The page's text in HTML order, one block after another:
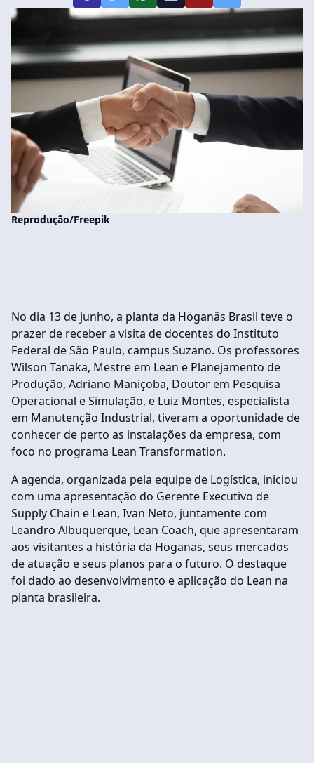
Reprodução/Freepik
No dia 13 de junho, a planta da Höganäs Brasil teve o
prazer de receber a visita de docentes do Instituto
Federal de São Paulo, campus Suzano. Os professores
Wilson Tanaka, Mestre em Lean e Planejamento de
Produção, Adriano Maniçoba, Doutor em Pesquisa
Operacional e Simulação, e Luiz Montes, especialista
em Manutenção Industrial, tiveram a oportunidade de
conhecer de perto as instalações da empresa, com
foco no programa Lean Transformation.
A agenda, organizada pela equipe de Logística, iniciou
com uma apresentação do Gerente Executivo de
Supply Chain e Lean, Ivan Neto, juntamente com
Leandro Albuquerque, Lean Coach, que apresentaram
aos visitantes a história da Höganäs, seus mercados
de atuação e seus planos para o futuro. O destaque
foi dado ao desenvolvimento e aplicação do Lean na
planta brasileira.